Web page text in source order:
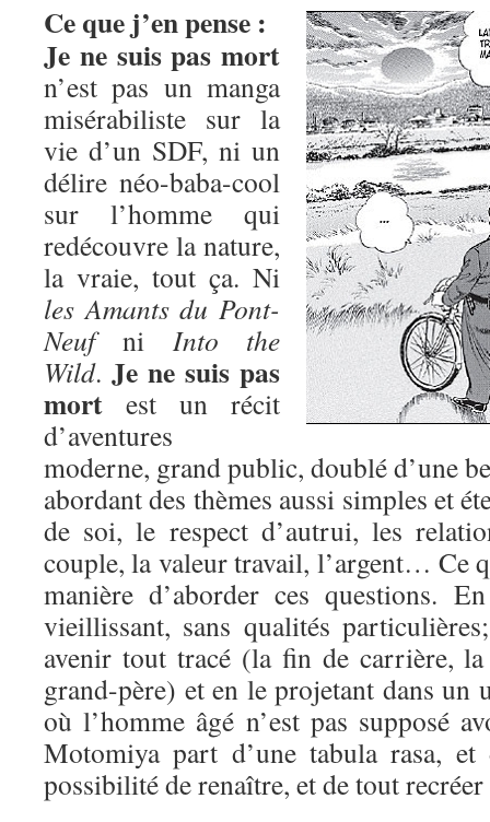
Ce que j’en pense :
Je ne suis pas mort
n’est pas un manga
misérabiliste sur la
vie d’un SDF, ni un
délire néo-baba-cool
sur l’homme qui
redécouvre la nature,
la vraie, tout ça. Ni
les Amants du Pont-
Neufni Into the
Wild. Je ne suis pas
mort est un récit
d’aventures
moderne, grand public, doublé d’une
abordant des thèmes aussi simples et
de soi, le respect d’autrui, les
couple, la valeur travail, l’argent… Ce
manière d’aborder ces questions.
vieillissant, sans qualités
avenir tout tracé (la fin de carrière,
grand-père) et en le projetant dans
où l’homme âgé n’est pas supposé
Motomiya part d’une tabula rasa,
possibilité de renaître, et de tout